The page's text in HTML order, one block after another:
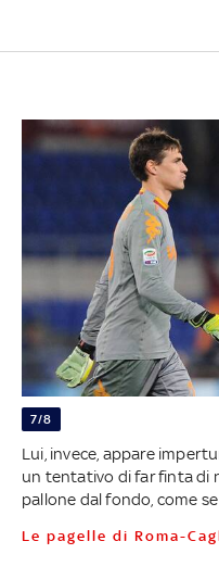
7/8
Lui, invece, appare
un tentativo di far finta di
pallone dal fondo, come
Le pagelle di Roma-